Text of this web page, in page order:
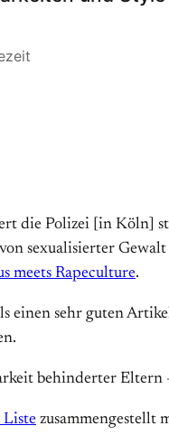
die Polizei [in Köln]
sexualisierter
meets Rapeculture.
einen sehr guten
behinderter Eltern
Liste zusammengestellt